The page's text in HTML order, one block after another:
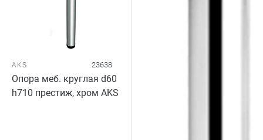
AKS 23638
Опора меб. круглая d60
h710 престиж, хром AKS